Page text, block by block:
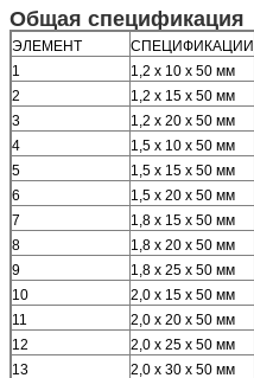
Общая спецификация
ЭЛЕМЕНТ СПЕЦИФИКАЦИИ
1
1,2 х 10 х 50 мм
2
1,2 х 15 х 50 мм
3
1,2 х 20 х 50 мм
4
1,5 х 10 х 50 мм
5
1,5 х 15 х 50 мм
6
1,5 х 20 х 50 мм
7
1,8 х 15 х 50 мм
8
1,8 х 20 х 50 мм
9
1,8 х 25 х 50 мм
10
2,0 х 15 х 50 мм
11
2,0 х 20 х 50 мм
12
2,0 х 25 х 50 мм
13
2,0 х 30 х 50 мм